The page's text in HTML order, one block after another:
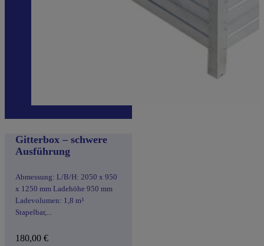
Gitterbox – schwere
Ausführung
Abmessung: L/B/H: 2050 x 950
x 1250 mm Ladehöhe 950 mm
Ladevolumen: 1,8 m³
Stapelbar,...
180,00€